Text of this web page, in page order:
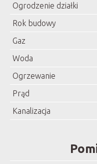
Ogrodzenie działki
Rok budowy
Gaz
Woda
Ogrzewanie
Prąd
Kanalizacja